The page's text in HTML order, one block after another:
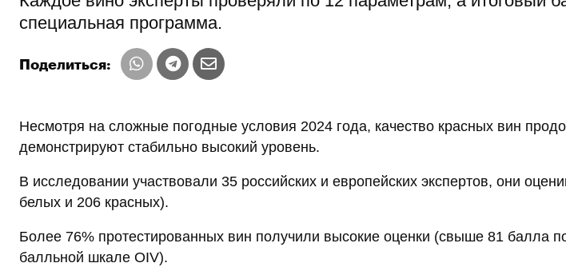
специальная программа.
Поделиться:
Несмотря на сложные погодные условия 2024 года, качество красных вин
демонстрируют стабильно высокий уровень.
В исследовании участвовали 35 российских и европейских экспертов, они
белых и 206 красных).
Более 76% протестированных вин получили высокие оценки (свыше 81 балла
балльной шкале OIV).